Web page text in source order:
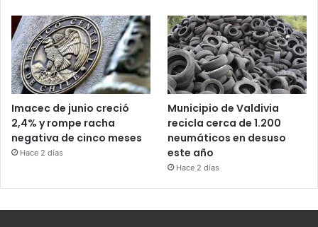
Imacec de junio creció
2,4% y rompe racha
negativa de cinco meses
Hace 2 días
Municipio de Valdivia
recicla cerca de 1.200
neumáticos en desuso
este año
Hace 2 días